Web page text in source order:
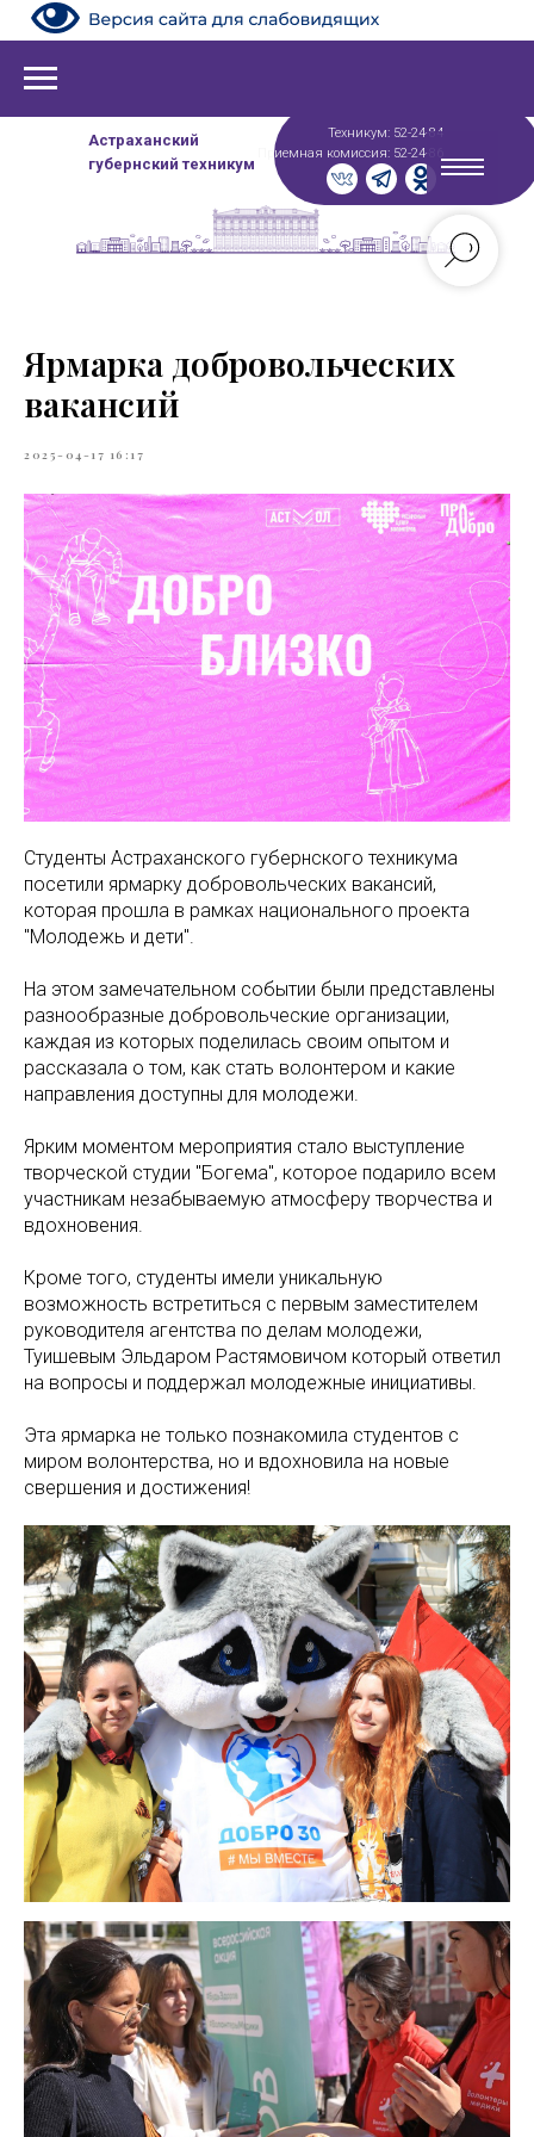
Астраханский
губернский техникум
Техникум: 52-24-84
Приемная комиссия: 52-24-86
Ярмарка добровольческих
вакансий
2025-04-17 16:17
Студенты Астраханского губернского техникума
посетили ярмарку добровольческих вакансий,
которая прошла в рамках национального проекта
"Молодежь и дети".
На этом замечательном событии были представлены
разнообразные добровольческие организации,
каждая из которых поделилась своим опытом и
рассказала о том, как стать волонтером и какие
направления доступны для молодежи.
Ярким моментом мероприятия стало выступление
творческой студии "Богема", которое подарило всем
участникам незабываемую атмосферу творчества и
вдохновения.
Кроме того, студенты имели уникальную
возможность встретиться с первым заместителем
руководителя агентства по делам молодежи,
Туишевым Эльдаром Растямовичом который ответил
на вопросы и поддержал молодежные инициативы.
Эта ярмарка не только познакомила студентов с
миром волонтерства, но и вдохновила на новые
свершения и достижения!